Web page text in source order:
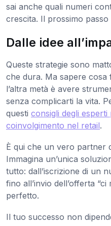
sai anche quali numeri
crescita. Il prossimo
Dalle idee
Queste strategie sono
che dura. Ma sapere
l’altra metà è avere
senza complicarti la vita.
questi consigli degli
coinvolgimento nel retail.
È qui che un vero partner
Immagina un’unica
tutto: dall’iscrizione di un
fino all’invio dell’offerta
perfetto.
Il tuo successo non